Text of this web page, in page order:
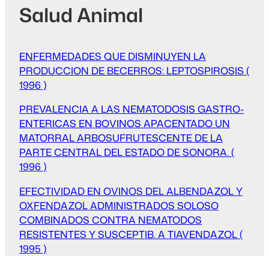
Salud Animal
ENFERMEDADES QUE DISMINUYEN LA
PRODUCCION DE BECERROS: LEPTOSPIROSIS (
1996 )
PREVALENCIA A LAS NEMATODOSIS GASTRO-
ENTERICAS EN BOVINOS APACENTADO UN
MATORRAL ARBOSUFRUTESCENTE DE LA
PARTE CENTRAL DEL ESTADO DE SONORA. (
1996 )
EFECTIVIDAD EN OVINOS DEL ALBENDAZOL Y
OXFENDAZOL ADMINISTRADOS SOLOSO
COMBINADOS CONTRA NEMATODOS
RESISTENTES Y SUSCEPTIB. A TIAVENDAZOL (
1995 )